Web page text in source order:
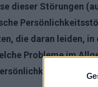
dieser Störungen
die daran leiden,
Probleme im